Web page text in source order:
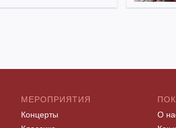
МЕРОПРИЯТИЯ
Концерты
О